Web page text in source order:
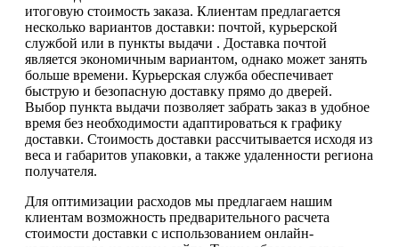
итоговую стоимость заказа. Клиентам предлагается
несколько вариантов доставки: почтой, курьерской
службой или в пункты выдачи . Доставка почтой
является экономичным вариантом, однако может занять
больше времени. Курьерская служба обеспечивает
быструю и безопасную доставку прямо до дверей.
Выбор пункта выдачи позволяет забрать заказ в удобное
время без необходимости адаптироваться к графику
доставки. Стоимость доставки рассчитывается исходя из
веса и габаритов упаковки, а также удаленности региона
получателя.
Для оптимизации расходов мы предлагаем нашим
клиентам возможность предварительного расчета
стоимости доставки с использованием онлайн-